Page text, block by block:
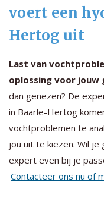
voert een
Hertog uit
Last van
oplossing voor jouw
dan genezen? De
in Baarle-Hertog
vochtproblemen te
jou uit te kiezen. Wil
expert even bij je
Contacteer ons nu of